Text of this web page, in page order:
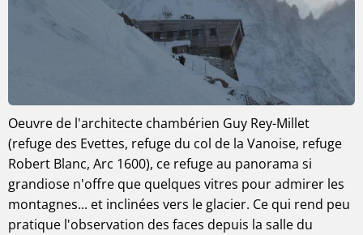
Oeuvre de l'architecte chambérien Guy Rey-Millet
(refuge des Evettes, refuge du col de la Vanoise, refuge
Robert Blanc, Arc 1600), ce refuge au panorama si
grandiose n'offre que quelques vitres pour admirer les
montagnes... et inclinées vers le glacier. Ce qui rend peu
pratique l'observation des faces depuis la salle du